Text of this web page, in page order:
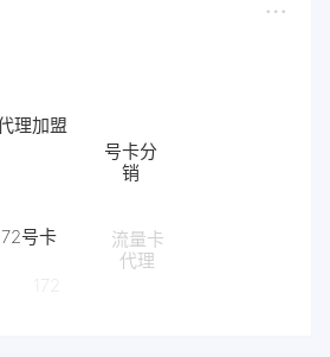
销
流量卡
代理
172